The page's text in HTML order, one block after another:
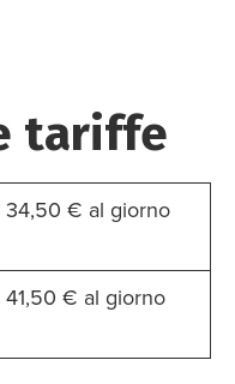
tariffe
34,50 € al giorno
41,50 € al giorno